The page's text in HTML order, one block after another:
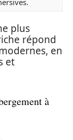
plus
répond
en
et
à